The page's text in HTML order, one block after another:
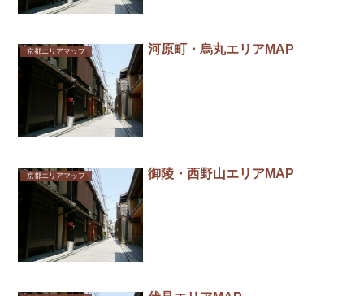
京都エリアマップ 河原町・烏丸エリアMAP
京都エリアマップ 御陵・西野山エリアMAP